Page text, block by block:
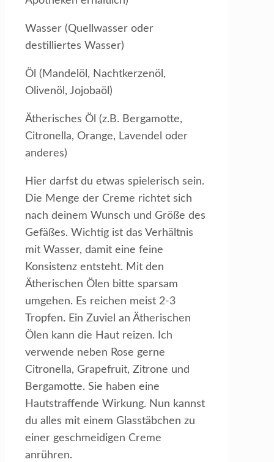
Wasser (Quellwasser oder
destilliertes Wasser)
Öl (Mandelöl, Nachtkerzenöl,
Olivenöl, Jojobaöl)
Ätherisches Öl (z.B. Bergamotte,
Citronella, Orange, Lavendel oder
anderes)
Hier darfst du etwas spielerisch sein.
Die Menge der Creme richtet sich
nach deinem Wunsch und Größe des
Gefäßes. Wichtig ist das Verhältnis
mit Wasser, damit eine feine
Konsistenz entsteht. Mit den
Ätherischen Ölen bitte sparsam
umgehen. Es reichen meist 2-3
Tropfen. Ein Zuviel an Ätherischen
Ölen kann die Haut reizen. Ich
verwende neben Rose gerne
Citronella, Grapefruit, Zitrone und
Bergamotte. Sie haben eine
Hautstraffende Wirkung. Nun kannst
du alles mit einem Glasstäbchen zu
einer geschmeidigen Creme
anrühren.